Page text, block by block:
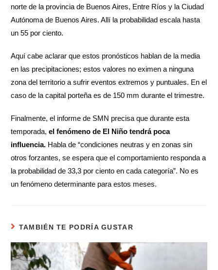
norte de la provincia de Buenos Aires, Entre Ríos y la Ciudad
Autónoma de Buenos Aires. Allí la probabilidad escala hasta
un 55 por ciento.
Aquí cabe aclarar que estos pronósticos hablan de la media
en las precipitaciones; estos valores no eximen a ninguna
zona del territorio a sufrir eventos extremos y puntuales. En el
caso de la capital porteña es de 150 mm durante el trimestre.
Finalmente, el informe de SMN precisa que durante esta
temporada,el fenómeno de El Niño tendrá poca
influencia. Habla de “condiciones neutras y en zonas sin
otros forzantes, se espera que el comportamiento responda a
la probabilidad de 33,3 por ciento en cada categoría”. No es
un fenómeno determinante para estos meses.
TAMBIÉN TE PODRÍA GUSTAR